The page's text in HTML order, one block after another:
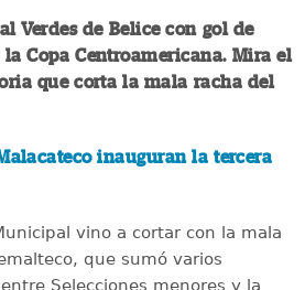
Verdes de Belice con gol de
Copa Centroamericana. Mira el
que corta la mala racha del
inauguran la tercera
vino a cortar con la mala
que sumó varios
Selecciones menores y la